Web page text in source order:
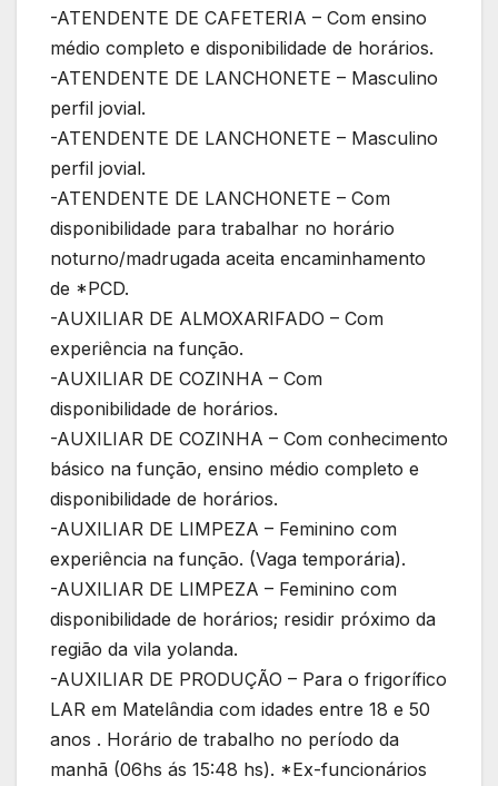
-ATENDENTE DE CAFETERIA – Com ensino
médio completo e disponibilidade de horários.
-ATENDENTE DE LANCHONETE – Masculino
perfil jovial.
-ATENDENTE DE LANCHONETE – Masculino
perfil jovial.
-ATENDENTE DE LANCHONETE – Com
disponibilidade para trabalhar no horário
noturno/madrugada aceita encaminhamento
de *PCD.
-AUXILIAR DE ALMOXARIFADO – Com
experiência na função.
-AUXILIAR DE COZINHA – Com
disponibilidade de horários.
-AUXILIAR DE COZINHA – Com conhecimento
básico na função, ensino médio completo e
disponibilidade de horários.
-AUXILIAR DE LIMPEZA – Feminino com
experiência na função. (Vaga temporária).
-AUXILIAR DE LIMPEZA – Feminino com
disponibilidade de horários; residir próximo da
região da vila yolanda.
-AUXILIAR DE PRODUÇÃO – Para o frigorífico
LAR em Matelândia com idades entre 18 e 50
anos . Horário de trabalho no período da
manhã (06hs ás 15:48 hs). *Ex-funcionários